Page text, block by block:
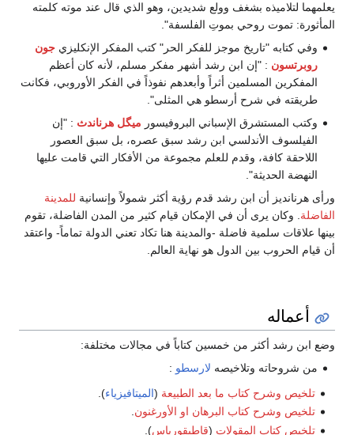
يعلمهما لتلاميذه بشغف وولع شديدين، وهو الذي قال عند موته كلمته
المأثورة: تموت روحي بموتِ الفلسفة".‏
وفي كتابه "تاريخ موجز للفكر الحر" كتب المفكر الإنكليزيجون
روبرتسون : "إن ابن رشد أشهر مفكر مسلم، لأنه كان أعظم
المفكرين المسلمين أثراً وأبعدهم نفوذاً في الفكر الأوروبي، فكانت
طريقته في شرح أرسطو هي المثلى".‏
وكتب المستشرق الإسباني البروفيسور ميگل هرناندث : "إن
الفيلسوف الأندلسي ابن رشد سبق عصره، بل سبق العصور
اللاحقة كافة، وقدم للعلم مجموعة من الأفكار التي قامت عليها
النهضة الحديثة".‏
ورأى هرنانديز أن ابن رشد قدم رؤية أكثر شمولاً وإنسانية للمدينة
الفاضلة . وكان يرى أن في الإمكان قيام كثير من المدن الفاضلة، تقوم
بينها علاقات سلمية فاضلة -والمدينة هنا تكاد تعني الدولة تماماً- واعتقد
أن قيام الحروب بين الدول هو نهاية العالم.‏
أعماله
وضع ابن رشد أكثر من خمسين كتاباً في مجالات مختلفة:
من شروحاته وتلاخيصه لارسطو :
تلخيص وشرح كتاب ما بعد الطبيعة (الميتافيزياء).
تلخيص وشرح كتاب البرهان او الأورغنون.
تلخيص كتاب المقولات (قاطيقورياس).